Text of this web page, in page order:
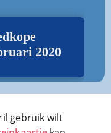
2020
gebruik wilt